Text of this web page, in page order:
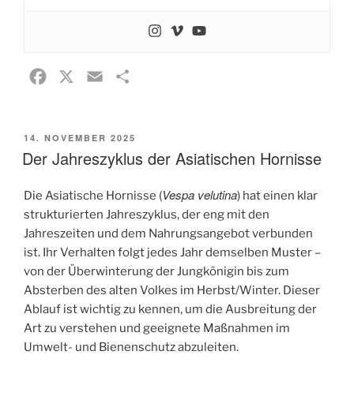
e
b
o
o
k
l
e
VERÖFFENTLICHT
AM
14. NOVEMBER 2025
Der Jahreszyklus der Asiatischen Hornisse
Die Asiatische Hornisse (Vespa velutina) hat einen klar
strukturierten Jahreszyklus, der eng mit den
Jahreszeiten und dem Nahrungsangebot verbunden
ist. Ihr Verhalten folgt jedes Jahr demselben Muster –
von der Überwinterung der Jungkönigin bis zum
Absterben des alten Volkes im Herbst/Winter. Dieser
Ablauf ist wichtig zu kennen, um die Ausbreitung der
Art zu verstehen und geeignete Maßnahmen im
Umwelt- und Bienenschutz abzuleiten.